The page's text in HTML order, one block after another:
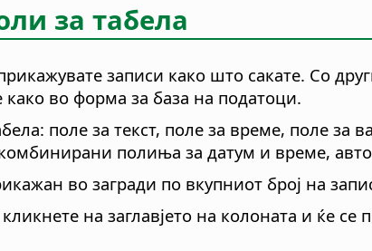
за табела
записи како што сакате. Со
во форма за база на податоци.
поле за текст, поле за време, поле за
полиња за датум и време,
во загради по вкупниот број на
на заглавјето на колоната и ќе